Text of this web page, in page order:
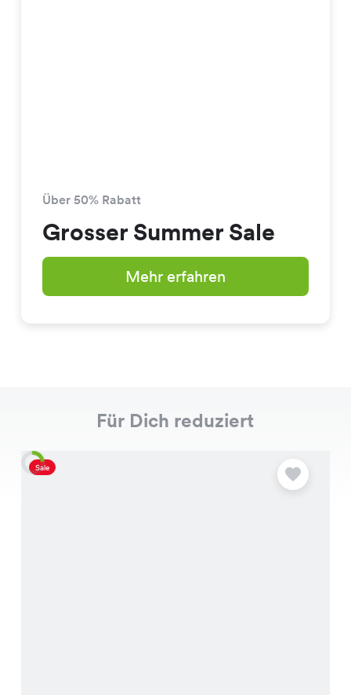
Über 50% Rabatt
Grosser Summer Sale
Mehr erfahren
Für Dich reduziert
Sale